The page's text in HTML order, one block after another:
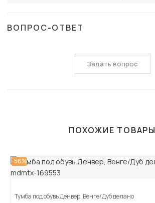
ВОПРОС-ОТВЕТ
Задать вопрос
ПОХОЖИЕ ТОВАРЫ
-56%
Тумба под обувь Денвер, Венге/Дуб делано